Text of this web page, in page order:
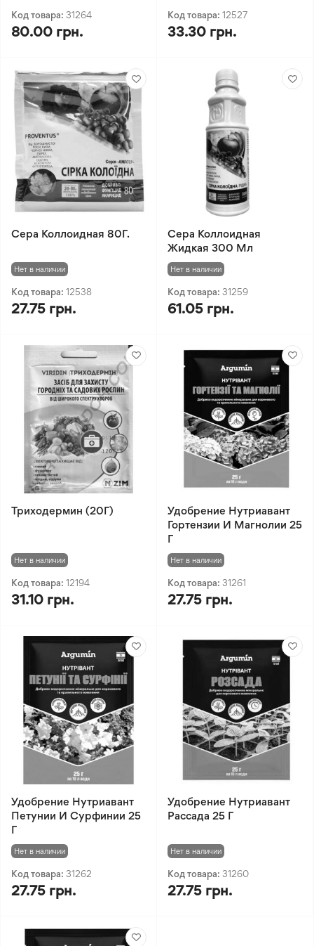
Код товара: 31264
80.00 грн.
Код товара: 12527
33.30 грн.
Сера Коллоидная 80Г.
Нет в наличии
Код товара: 12538
27.75 грн.
Сера Коллоидная
Жидкая 300 Мл
Нет в наличии
Код товара: 31259
61.05 грн.
Триходермин (20Г)
Нет в наличии
Код товара: 12194
31.10 грн.
Удобрение Нутриавант
Гортензии И Магнолии 25
Г
Нет в наличии
Код товара: 31261
27.75 грн.
Удобрение Нутриавант
Петунии И Сурфинии 25
Г
Нет в наличии
Код товара: 31262
27.75 грн.
Удобрение Нутриавант
Рассада 25 Г
Нет в наличии
Код товара: 31260
27.75 грн.